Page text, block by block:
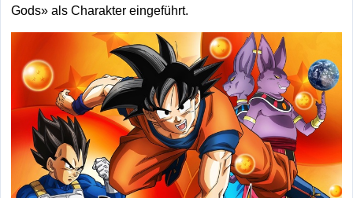
Gods» als Charakter eingeführt.